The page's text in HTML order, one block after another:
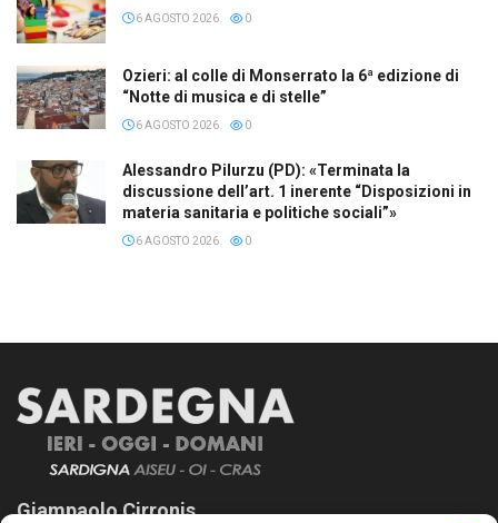
6 AGOSTO 2026 0
Ozieri: al colle di Monserrato la 6ª edizione di
“Notte di musica e di stelle”
6 AGOSTO 2026 0
Alessandro Pilurzu (PD): «Terminata la
discussione dell’art. 1 inerente “Disposizioni in
materia sanitaria e politiche sociali”»
6 AGOSTO 2026 0
Giampaolo Cirronis